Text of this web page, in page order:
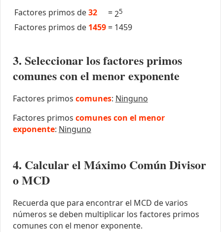
Factores primos de32 =25
Factores primos de 1459 = 1459
3. Seleccionar los factores primos
comunes con el menor exponente
Factores primos comunes: Ninguno
Factores primos comunes con el menor
exponente: Ninguno
4. Calcular el Máximo Común Divisor
o MCD
Recuerda que para encontrar el MCD de varios
números se deben multiplicar los factores primos
comunes con el menor exponente.